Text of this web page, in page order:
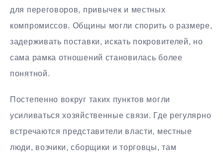
для переговоров, привычек и местных
компромиссов. Общины могли спорить о размере,
задерживать поставки, искать покровителей, но
сама рамка отношений становилась более
понятной.
Постепенно вокруг таких пунктов могли
усиливаться хозяйственные связи. Где регулярно
встречаются представители власти, местные
люди, возчики, сборщики и торговцы, там